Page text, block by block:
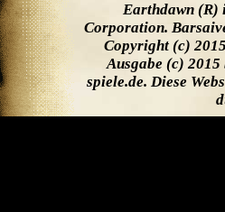
Earthdawn (R)
Corporation.
Copyright (c)
Ausgabe (c) 2015
spiele.de. Diese